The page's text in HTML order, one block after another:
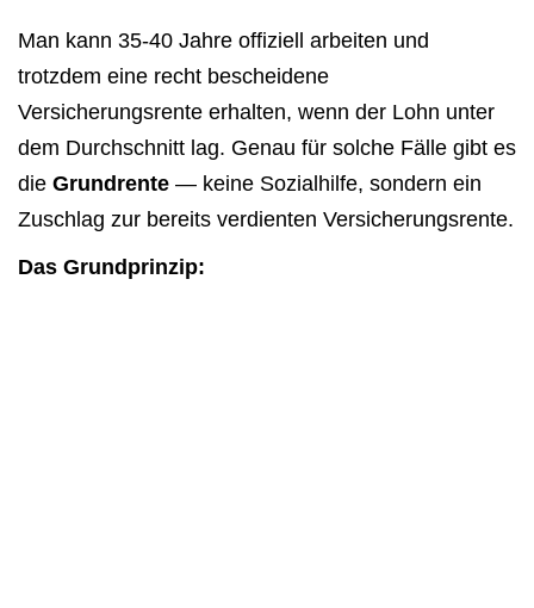
Man kann 35-40 Jahre offiziell arbeiten und
trotzdem eine recht bescheidene
Versicherungsrente erhalten, wenn der Lohn unter
dem Durchschnitt lag. Genau für solche Fälle gibt es
die Grundrente — keine Sozialhilfe, sondern ein
Zuschlag zur bereits verdienten Versicherungsrente.
Das Grundprinzip: